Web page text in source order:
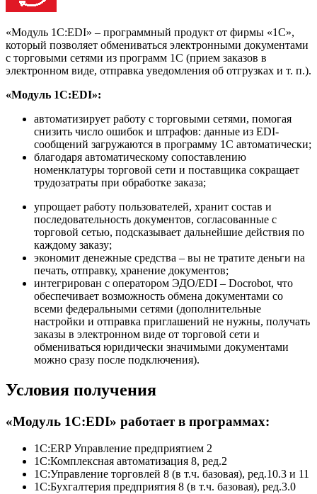
«Модуль 1C:EDI» – программный продукт от фирмы «1С»,
который позволяет обмениваться электронными документами
с торговыми сетями из программ 1С (прием заказов в
электронном виде, отправка уведомления об отгрузках и т. п.).
«Модуль 1C:EDI»:
автоматизирует работу с торговыми сетями, помогая
снизить число ошибок и штрафов: данные из EDI-
сообщений загружаются в программу 1С автоматически;
благодаря автоматическому сопоставлению
номенклатуры торговой сети и поставщика сокращает
трудозатраты при обработке заказа;
упрощает работу пользователей, хранит состав и
последовательность документов, согласованные с
торговой сетью, подсказывает дальнейшие действия по
каждому заказу;
экономит денежные средства – вы не тратите деньги на
печать, отправку, хранение документов;
интегрирован с оператором ЭДО/EDI – Docrobot, что
обеспечивает возможность обмена документами со
всеми федеральными сетями (дополнительные
настройки и отправка приглашений не нужны, получать
заказы в электронном виде от торговой сети и
обмениваться юридически значимыми документами
можно сразу после подключения).
Условия получения
«Модуль 1C:EDI» работает в программах:
1С:ERP Управление предприятием 2
1С:Комплексная автоматизация 8, ред.2
1С:Управление торговлей 8 (в т.ч. базовая), ред.10.3 и 11
1С:Бухгалтерия предприятия 8 (в т.ч. базовая), ред.3.0